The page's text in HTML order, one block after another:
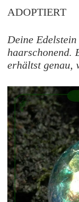
ADOPTIERT
Deine
haarschonend.
erhältst genau,